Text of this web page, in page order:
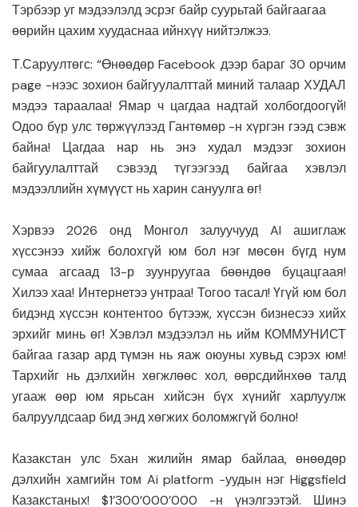
Тэрбээр уг мэдээлэлд эсрэг байр суурьтай байгаагаа
өөрийн цахим хуудаснаа ийнхүү нийтэлжээ.
Т.Саруултөгс: “Өнөөдөр Facebook дээр бараг 30 орчим
page -нээс зохион байгуулалттай миний талаар ХУДАЛ
мэдээ тараалаа! Ямар ч цагдаа надтай холбогдоогүй!
Одоо бүр улс төржүүлээд Гантөмөр -н хүргэн гээд сэвж
байна! Цагдаа нар нь энэ худал мэдээг зохион
байгуулалттай сэвээд түгээгээд байгаа хэвлэл
мэдээллийн хүмүүст нь харин сануулга өг!
Хэрвээ 2026 онд Монгол залуучууд AI ашиглаж
хүссэнээ хийж болохгүй юм бол нэг мөсөн бүгд нум
сумаа агсаад 13-р зуунруугаа бөөндөө буцацгаая!
Хилээ хаа! Интернетээ унтраа! Тогоо тасал! Үгүй юм бол
бидэнд хүссэн контентоо бүтээж, хүссэн бизнесээ хийх
эрхийг минь өг! Хэвлэл мэдээлэл нь ийм КОММУНИСТ
байгаа газар ард түмэн нь яаж оюуны хувьд сэрэх юм!
Тархийг нь дэлхийн хөгжлөөс хол, өөрсдийнхөө талд
угааж өөр юм ярьсан хийсэн бүх хүнийг харлуулж
балруулдсаар бид энд хөгжих боломжгүй болно!
Казакстан улс 5хан жилийн ямар байлаа, өнөөдөр
дэлхийн хамгийн том Ai platform -уудын нэг Higgsfield
Казакстаных! $1’300’000’000 -н үнэлгээтэй. Шинэ